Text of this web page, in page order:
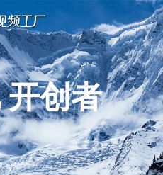
开创者